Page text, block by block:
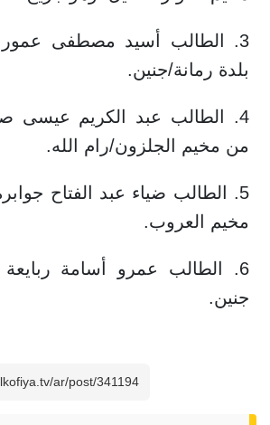
بلدة رمانة/جنين.
من مخيم الجلزون/رام الله.
مخيم العروب.
جنين.